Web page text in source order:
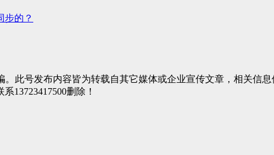
步的？
此号发布内容皆为转载自其它媒体或企业宣传文章，相关信
13723417500删除！